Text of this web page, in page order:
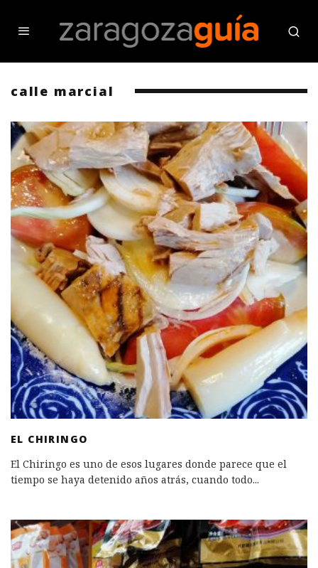
calle marcial
EL CHIRINGO
El Chiringo es uno de esos lugares donde parece que el
tiempo se haya detenido años atrás, cuando todo...